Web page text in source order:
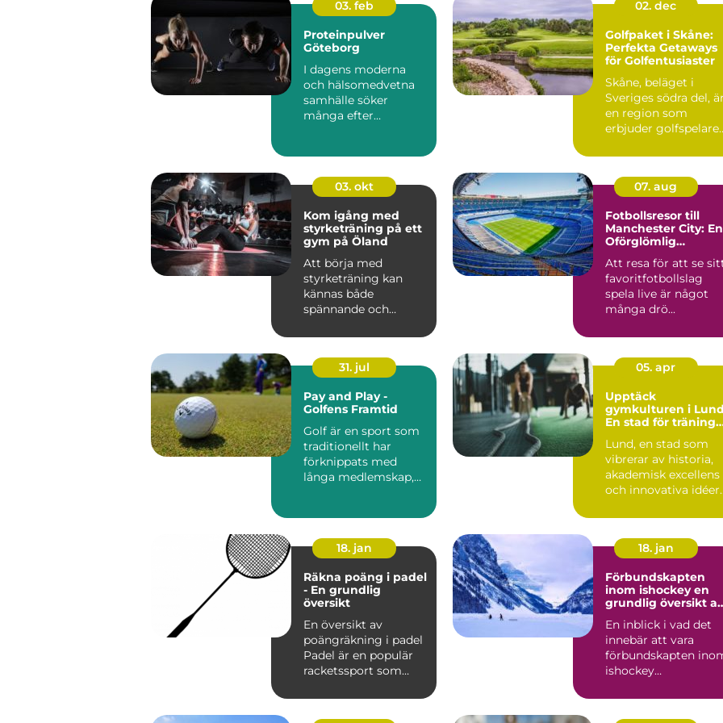
03. feb
Proteinpulver
Göteborg
I dagens moderna
och hälsomedvetna
samhälle söker
många efter
02. dec
Golfpaket i Skåne:
Perfekta Getaways
för Golfentusiaster
Skåne, beläget i
Sveriges södra del,
en region som
erbjuder golfspelare
03. okt
Kom igång med
styrketräning på ett
gym på Öland
Att börja med
styrketräning kan
kännas både
spännande och
07. aug
Fotbollsresor till
Manchester City: En
Oförglömlig
Att resa för att se
favoritfotbollslag
spela live är något
många drö...
31. jul
Pay and Play -
Golfens Framtid
Golf är en sport som
traditionellt har
förknippats med
långa medlemskap,
05. apr
Upptäck
gymkulturen i
En stad för träning
Lund, en stad som
vibrerar av historia,
akademisk excellens
och innovativa idéer
18. jan
Räkna poäng i padel
- En grundlig
översikt
En översikt av
poängräkning i padel
Padel är en populär
racketssport som
från te...
18. jan
Förbundskapten
inom ishockey en
grundlig översikt av
En inblick i vad det
innebär att vara
förbundskapten
ishockey
en central f...